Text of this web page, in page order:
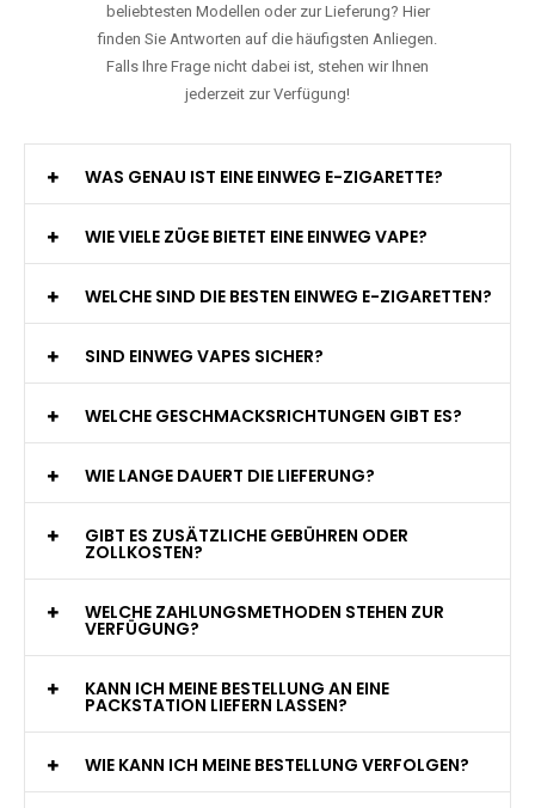
beliebtesten Modellen oder zur Lieferung? Hier
finden Sie Antworten auf die häufigsten Anliegen.
Falls Ihre Frage nicht dabei ist, stehen wir Ihnen
jederzeit zur Verfügung!
WAS GENAU IST EINE EINWEG E-ZIGARETTE?
WIE VIELE ZÜGE BIETET EINE EINWEG VAPE?
WELCHE SIND DIE BESTEN EINWEG E-ZIGARETTEN?
SIND EINWEG VAPES SICHER?
WELCHE GESCHMACKSRICHTUNGEN GIBT ES?
WIE LANGE DAUERT DIE LIEFERUNG?
GIBT ES ZUSÄTZLICHE GEBÜHREN ODER
ZOLLKOSTEN?
WELCHE ZAHLUNGSMETHODEN STEHEN ZUR
VERFÜGUNG?
KANN ICH MEINE BESTELLUNG AN EINE
PACKSTATION LIEFERN LASSEN?
WIE KANN ICH MEINE BESTELLUNG VERFOLGEN?